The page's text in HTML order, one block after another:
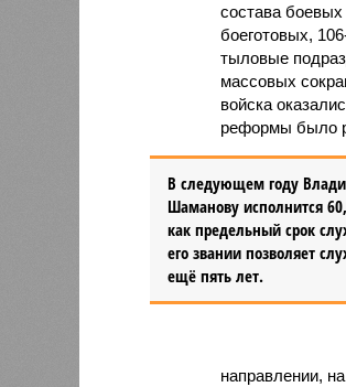
состава
боеготовых,
тыловые
массовых
войска
реформы было
В следующем году
Шаманову исполнится
как предельный срок
его звании позволяет
ещё пять лет.
направлении,